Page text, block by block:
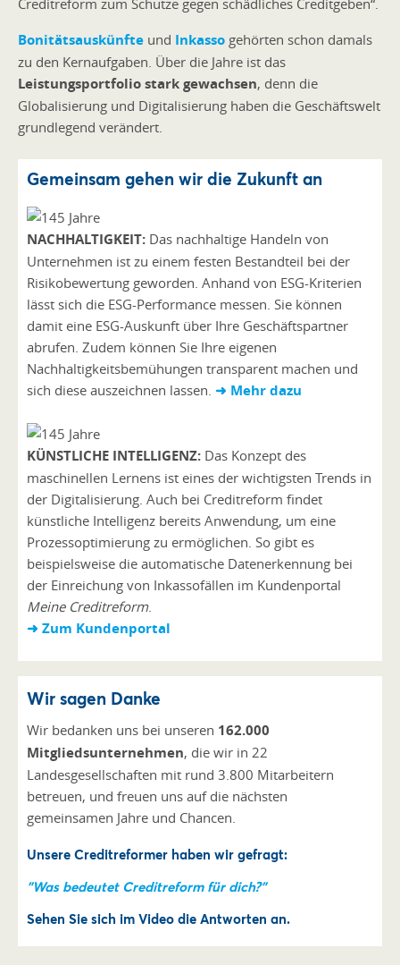
Bonitätsauskünfte und Inkasso gehörten schon damals
zu den Kernaufgaben. Über die Jahre ist das
Leistungsportfolio stark gewachsen, denn die
Globalisierung und Digitalisierung haben die Geschäftswelt
grundlegend verändert.
Gemeinsam gehen wir die Zukunft an
NACHHALTIGKEIT: Das nachhaltige Handeln von
Unternehmen ist zu einem festen Bestandteil bei der
Risikobewertung geworden. Anhand von ESG-Kriterien
lässt sich die ESG-Performance messen. Sie können
damit eine ESG-Auskunft über Ihre Geschäftspartner
abrufen. Zudem können Sie Ihre eigenen
Nachhaltigkeitsbemühungen transparent machen und
sich diese auszeichnen lassen. ➜ Mehr dazu
KÜNSTLICHE INTELLIGENZ: Das Konzept des
maschinellen Lernens ist eines der wichtigsten Trends in
der Digitalisierung. Auch bei Creditreform findet
künstliche Intelligenz bereits Anwendung, um eine
Prozessoptimierung zu ermöglichen. So gibt es
beispielsweise die automatische Datenerkennung bei
der Einreichung von Inkassofällen im Kundenportal
Meine Creditreform.
➜ Zum Kundenportal
Wir sagen Danke
Wir bedanken uns bei unseren 162.000
Mitgliedsunternehmen, die wir in 22
Landesgesellschaften mit rund 3.800 Mitarbeitern
betreuen, und freuen uns auf die nächsten
gemeinsamen Jahre und Chancen.
Unsere Creditreformer haben wir gefragt:
"Was bedeutet Creditreform für dich?"
Sehen Sie sich im Video die Antworten an.